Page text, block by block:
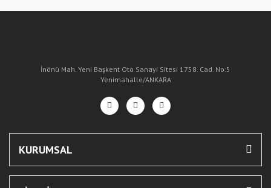
İnönü Mah. Yeni Başkent Oto Sanayi Sitesi 1758. Cad. No:5
Yenimahalle/ANKARA
KURUMSAL